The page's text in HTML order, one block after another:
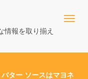
情報を取り揃え
ター ソースはマヨネ